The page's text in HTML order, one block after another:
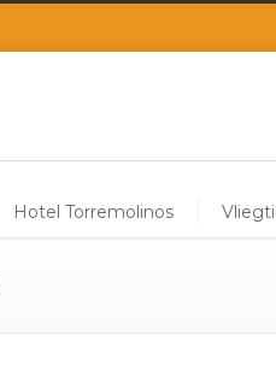
Hotel Torremolinos